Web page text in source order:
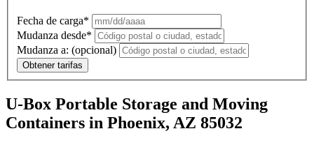
Fecha de carga*
Mudanza desde*
Mudanza a: (opcional)
Obtener tarifas
U-Box Portable Storage and Moving
Containers in Phoenix, AZ 85032